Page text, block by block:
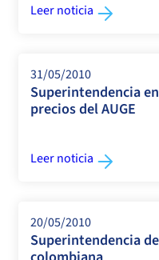
Leer noticia
31/05/2010
Superintendencia
precios del AUGE
Leer noticia
20/05/2010
Superintendencia